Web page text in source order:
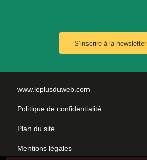
S’inscrire à la newsletter
www.leplusduweb.com
Politique de confidentialité
Plan du site
Mentions légales